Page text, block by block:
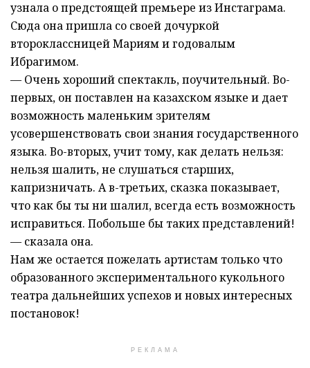
узнала о предстоящей премьере из Инстаграма.
Сюда она пришла со своей дочуркой
второклассницей Мариям и годовалым
Ибрагимом.
— Очень хороший спектакль, поучительный. Во-
первых, он поставлен на казахском языке и дает
возможность маленьким зрителям
усовершенствовать свои знания государственного
языка. Во-вторых, учит тому, как делать нельзя:
нельзя шалить, не слушаться старших,
капризничать. А в-третьих, сказка показывает,
что как бы ты ни шалил, всегда есть возможность
исправиться. Побольше бы таких представлений!
— сказала она.
Нам же остается пожелать артистам только что
образованного экспериментального кукольного
театра дальнейших успехов и новых интересных
постановок!
РЕКЛАМА